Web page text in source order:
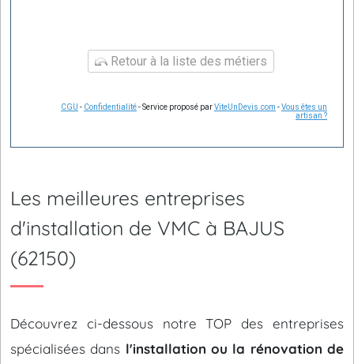
Retour à la liste des métiers
CGU - Confidentialité- Service proposé parViteUnDevis.com -Vous êtes un
artisan ?
Les meilleures entreprises
d'installation de VMC à BAJUS
(62150)
Découvrez ci-dessous notre TOP des entreprises
spécialisées dans l'installation ou la rénovation de